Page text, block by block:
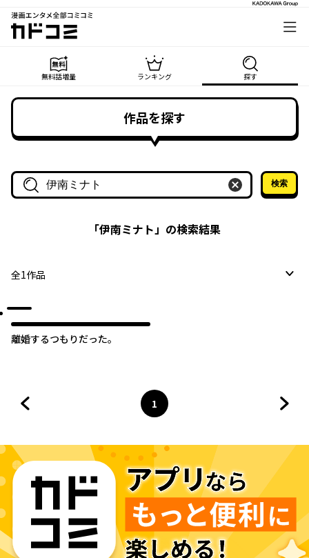
漫画エンタメ全部コミコミ
カドコミ
無料話増量 ランキング 探す
作品を探す
作品名・作家名で探す
検索
「伊南ミナト」の検索結果
全1作品
離婚するつもりだった。
ページ
1
へ